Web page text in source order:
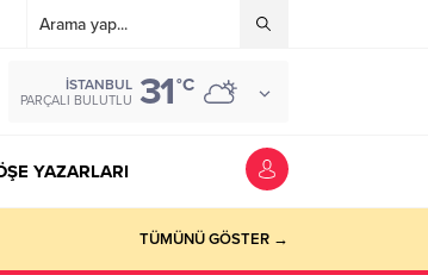
İSTANBUL
PARÇALI BULUTLU 31°C
YAZARLARI
TÜMÜNÜ GÖSTER →